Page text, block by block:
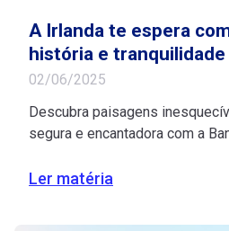
A Irlanda te espera
história e tranquilidade
02/06/2025
Descubra paisagens
segura e encantadora com a
Irlanda com tranquilidade e
Ler matéria